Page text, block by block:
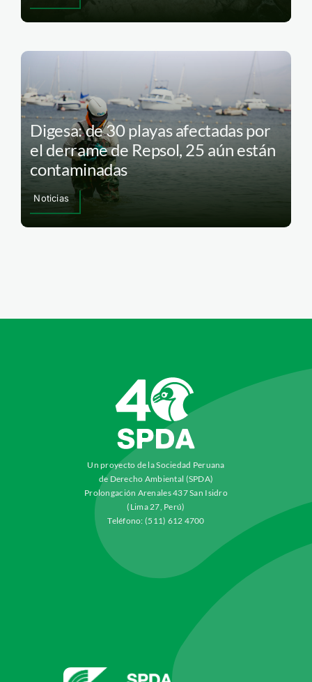
Digesa: de 30 playas afectadas por
el derrame de Repsol, 25 aún están
contaminadas
Noticias
Un proyecto de la Sociedad Peruana
de Derecho Ambiental (SPDA)
Prolongación Arenales 437 San Isidro
(Lima 27, Perú)
Teléfono: (511) 612 4700